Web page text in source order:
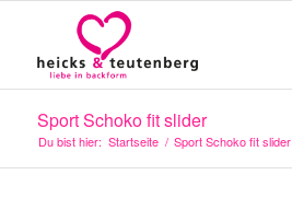
Sport Schoko fit slider
Du bist hier: Startseite / Sport Schoko fit slider